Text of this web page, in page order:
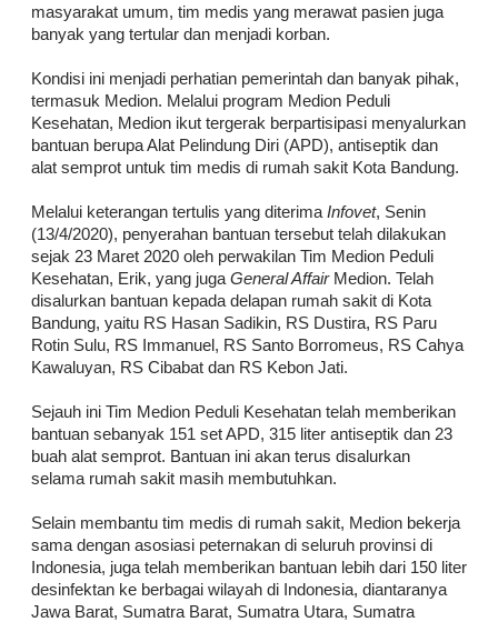
masyarakat umum, tim medis yang merawat pasien juga
banyak yang tertular dan menjadi korban.
Kondisi ini menjadi perhatian pemerintah dan banyak pihak,
termasuk Medion. Melalui program Medion Peduli
Kesehatan, Medion ikut tergerak berpartisipasi menyalurkan
bantuan berupa Alat Pelindung Diri (APD), antiseptik dan
alat semprot untuk tim medis di rumah sakit Kota Bandung.
Melalui keterangan tertulis yang diterima Infovet, Senin
(13/4/2020), penyerahan bantuan tersebut telah dilakukan
sejak 23 Maret 2020 oleh perwakilan Tim Medion Peduli
Kesehatan, Erik, yang jugaGeneral Affair Medion. Telah
disalurkan bantuan kepada delapan rumah sakit di Kota
Bandung, yaitu RS Hasan Sadikin, RS Dustira, RS Paru
Rotin Sulu, RS Immanuel, RS Santo Borromeus, RS Cahya
Kawaluyan, RS Cibabat dan RS Kebon Jati.
Sejauh ini Tim Medion Peduli Kesehatan telah memberikan
bantuan sebanyak 151 set APD, 315 liter antiseptik dan 23
buah alat semprot. Bantuan ini akan terus disalurkan
selama rumah sakit masih membutuhkan.
Selain membantu tim medis di rumah sakit, Medion bekerja
sama dengan asosiasi peternakan di seluruh provinsi di
Indonesia, juga telah memberikan bantuan lebih dari 150 liter
desinfektan ke berbagai wilayah di Indonesia, diantaranya
Jawa Barat, Sumatra Barat, Sumatra Utara, Sumatra